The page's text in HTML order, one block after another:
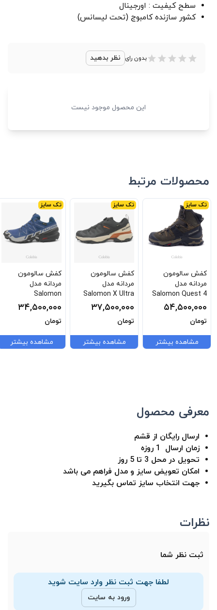
سطح کیفیت : اورجینال
کشور سازنده کامبوج (تحت لیسانس)
بدون رای نظر بدهید
این محصول موجود نیست
محصولات مرتبط
تک سایز
کفش سالومون
مردانه مدل
Salomon Quest 4
Gtx 412925
۵۴,۵۰۰,۰۰۰
تومان
مشاهده بیشتر
تک سایز
کفش سالومون
مردانه مدل
Salomon X Ultra
360 GTX
L4768700031
۳۷,۵۰۰,۰۰۰
تومان
مشاهده بیشتر
تک سایز
کفش سالومون
مردانه مدل
Salomon
Speedcross 6 GTX
L4776490031
۳۴,۵۰۰,۰۰۰
تومان
مشاهده بیشتر
معرفی محصول
ارسال رایگان از قشم
زمان ارسال 1 روزه
تحویل در محل 3 تا 5 روز
امکان تعویض سایز و مدل فراهم می باشد
جهت انتخاب سایز تماس بگیرید
نظرات
ثبت نظر شما
لطفا جهت ثبت نظر وارد سایت شوید
ورود به سایت